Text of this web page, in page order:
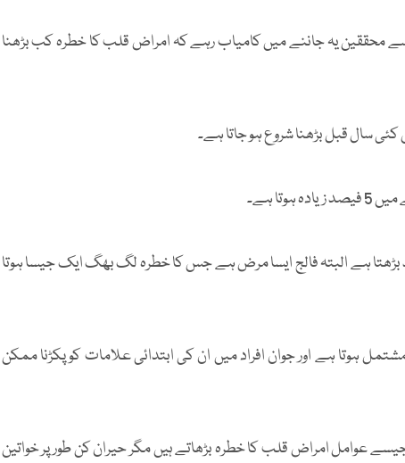
محققین یہ جاننے میں کامیاب رہے کہ امراض قلب کا خطرہ کب بڑھنا
سال قبل بڑھنا شروع ہو جاتا ہے۔
بڑھتا ہے البتہ فالج ایسا مرض ہے جس کا خطرہ لگ بھگ ایک جیسا ہوتا
ہوتا ہے اور جوان افراد میں ان کی ابتدائی علامات کو پکڑنا ممکن
عوامل امراض قلب کا خطرہ بڑھاتے ہیں مگر حیران کن طور پر خواتین